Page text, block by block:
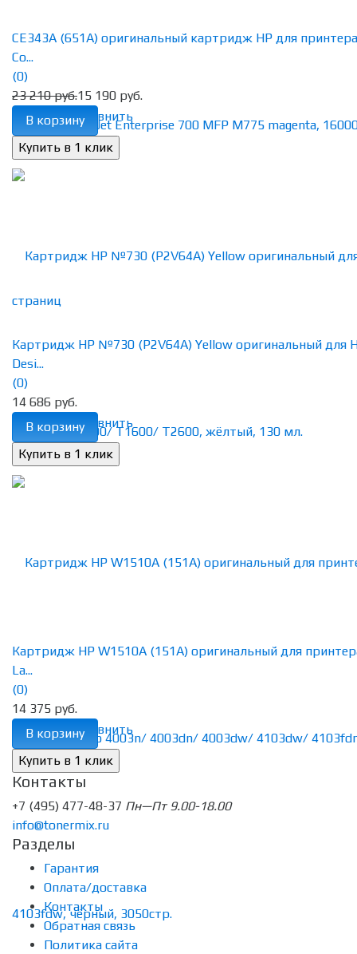
избранное сравнить
CE343A (651A) оригинальный картридж HP для
Co...
(0)
23 210 руб.15 190 руб.
В корзину
избранное сравнить
Картридж HP №730 (P2V64A) Yellow оригинальный для
Desi...
(0)
14 686 руб.
В корзину
избранное сравнить
Картридж HP W1510A (151A) оригинальный для
La...
(0)
14 375 руб.
В корзину
Контакты
+7 (495) 477-48-37 Пн—Пт 9.00-18.00
info@tonermix.ru
Разделы
Гарантия
Оплата/доставка
Контакты
Обратная связь
Политика сайта